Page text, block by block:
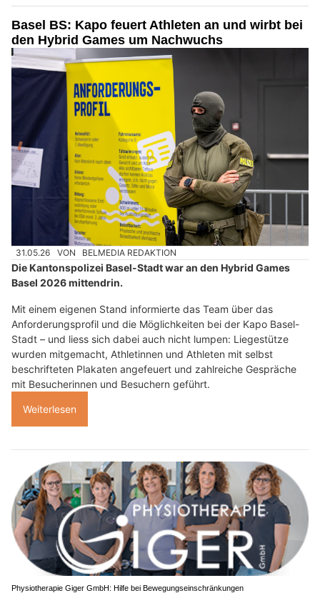
Basel BS: Kapo feuert Athleten an und wirbt bei
den Hybrid Games um Nachwuchs
31.05.26 VON BELMEDIA REDAKTION
Die Kantonspolizei Basel-Stadt war an den Hybrid Games
Basel 2026 mittendrin.
Mit einem eigenen Stand informierte das Team über das
Anforderungsprofil und die Möglichkeiten bei der Kapo Basel-
Stadt – und liess sich dabei auch nicht lumpen: Liegestütze
wurden mitgemacht, Athletinnen und Athleten mit selbst
beschrifteten Plakaten angefeuert und zahlreiche Gespräche
mit Besucherinnen und Besuchern geführt.
Weiterlesen
Physiotherapie Giger GmbH: Hilfe bei Bewegungseinschränkungen